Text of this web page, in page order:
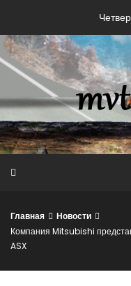
content
Главная
Новости
Компания Mitsubishi
ASX